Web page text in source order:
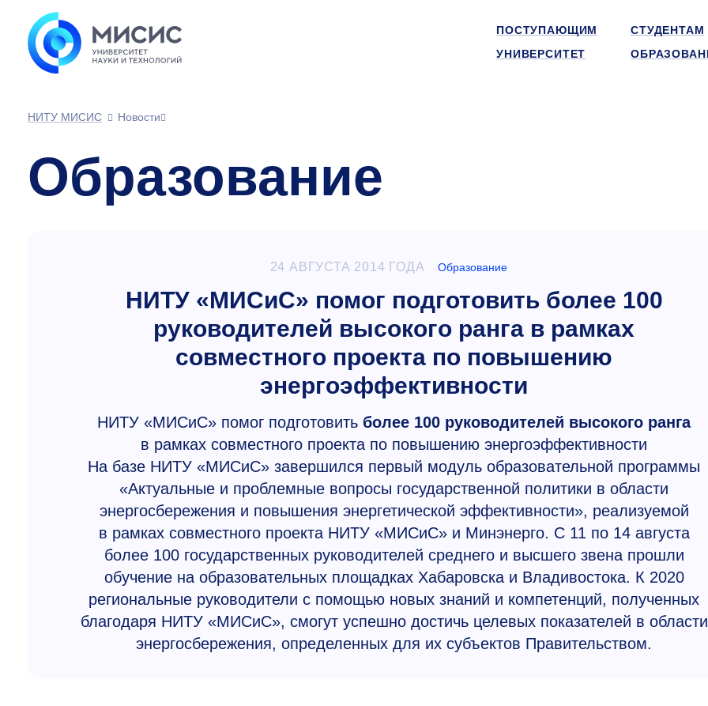
ПОСТУПАЮЩИМ СТУДЕНТАМ
УНИВЕРСИТЕТ
НИТУ МИСИС
Новости
Образование
24 АВГУСТА 2014 ГОДА Образование
НИТУ «МИСиС» помог подготовить более 100
руководителей высокого ранга в рамках
совместного проекта по повышению
энергоэффективности
НИТУ «МИСиС» помог подготовить более 100 руководителей высокого ранга
в рамках совместного проекта по повышению энергоэффективности
На базе НИТУ «МИСиС» завершился первый модуль образовательной программы
«Актуальные и проблемные вопросы государственной политики в области
энергосбережения и повышения энергетической эффективности», реализуемой
в рамках совместного проекта НИТУ «МИСиС» и Минэнерго. С 11 по 14 августа
более 100 государственных руководителей среднего и высшего звена прошли
обучение на образовательных площадках Хабаровска и Владивостока. К 2020
региональные руководители с помощью новых знаний и компетенций, полученных
благодаря НИТУ «МИСиС», смогут успешно достичь целевых показателей в области
энергосбережения, определенных для их субъектов Правительством.